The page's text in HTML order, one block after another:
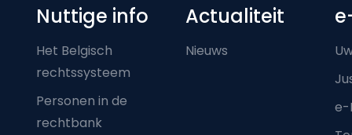
Nuttige info
Het Belgisch
rechtssysteem
Personen in de
rechtbank
Actualiteit
Nieuws
e-